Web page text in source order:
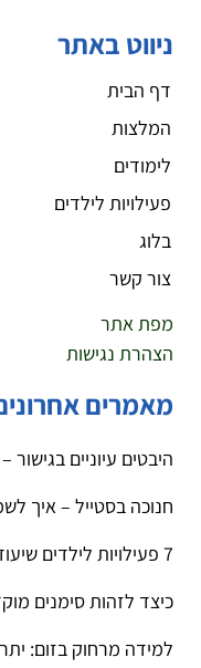
ניווט באתר
דף הבית
המלצות
לימודים
פעילויות לילדים
בלוג
צור קשר
מפת אתר
הצהרת נגישות
מאמרים
היבטים עיוניים
חנוכה בסטייל – איך
7 פעילויות לילדים שיעודדו חשיבה יצירתית מחוץ לקופסא
כיצד לזהות סימנים
למידה מרחוק בזום: